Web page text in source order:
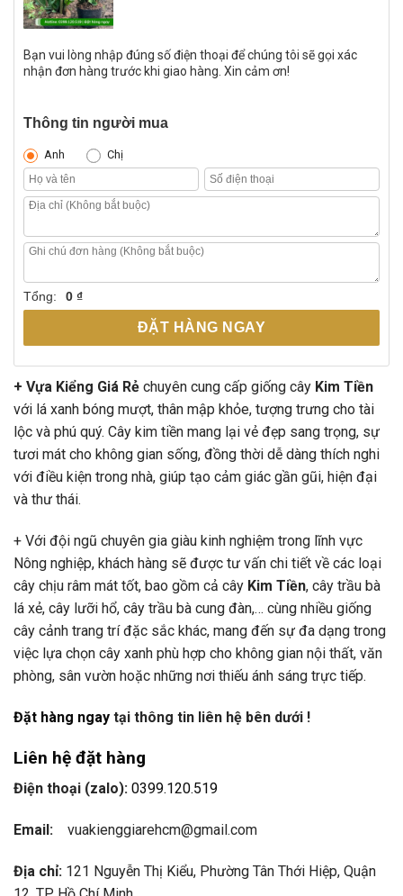
Bạn vui lòng nhập đúng số điện thoại để chúng tôi sẽ gọi xác
nhận đơn hàng trước khi giao hàng. Xin cảm ơn!
Thông tin người mua
Anh Chị
Tổng: 0 ₫
ĐẶT HÀNG NGAY
+ Vựa Kiểng Giá Rẻ chuyên cung cấp giống cây Kim Tiền
với lá xanh bóng mượt, thân mập khỏe, tượng trưng cho tài
lộc và phú quý. Cây kim tiền mang lại vẻ đẹp sang trọng, sự
tươi mát cho không gian sống, đồng thời dễ dàng thích nghi
với điều kiện trong nhà, giúp tạo cảm giác gần gũi, hiện đại
và thư thái.
+ Với đội ngũ chuyên gia giàu kinh nghiệm trong lĩnh vực
Nông nghiệp, khách hàng sẽ được tư vấn chi tiết về các loại
cây chịu râm mát tốt, bao gồm cả cây Kim Tiền, cây trầu bà
lá xẻ, cây lưỡi hổ, cây trầu bà cung đàn,… cùng nhiều giống
cây cảnh trang trí đặc sắc khác, mang đến sự đa dạng trong
việc lựa chọn cây xanh phù hợp cho không gian nội thất, văn
phòng, sân vườn hoặc những nơi thiếu ánh sáng trực tiếp.
Đặt hàng ngay tại thông tin liên hệ bên dưới !
Liên hệ đặt hàng
Điện thoại (zalo): 0399.120.519
Email: vuakienggiarehcm@gmail.com
Địa chỉ: 121 Nguyễn Thị Kiểu, Phường Tân Thới Hiệp, Quận